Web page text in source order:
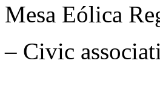
Mesa Eólica
– Civic